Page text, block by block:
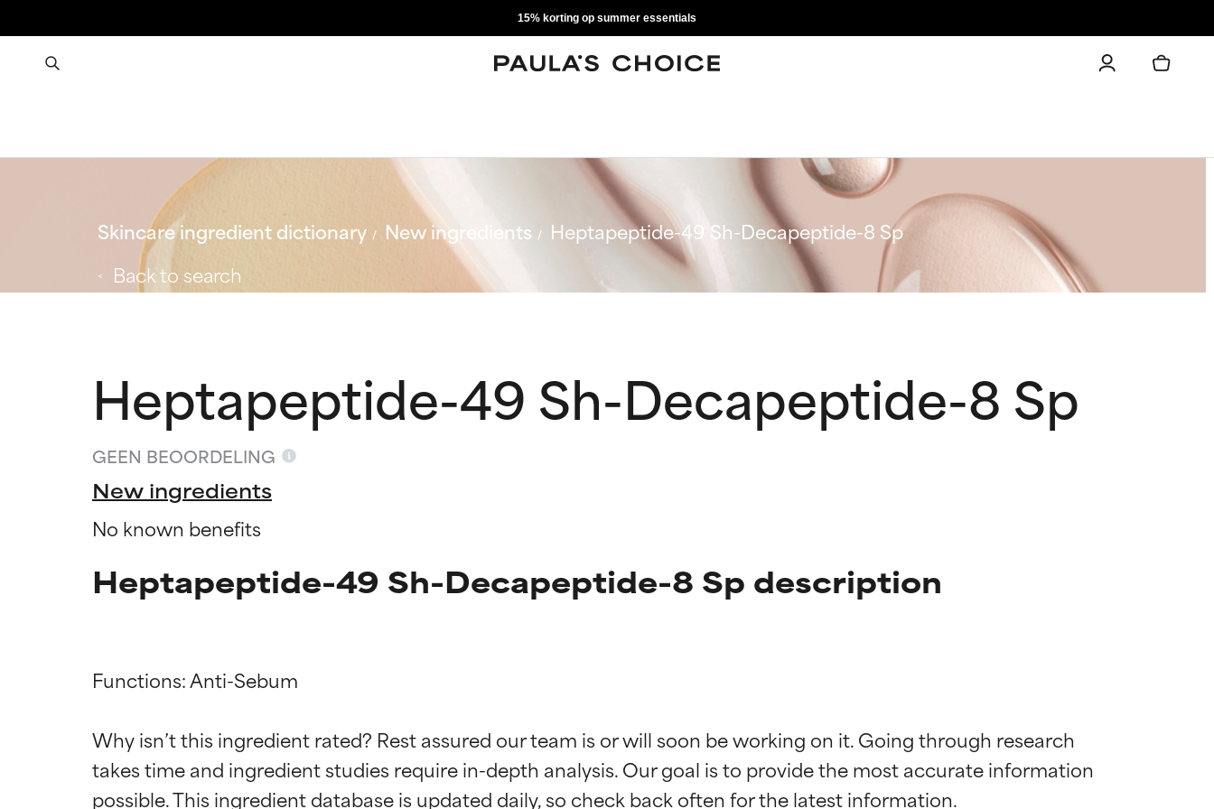
15% korting op summer essentials
Skincare ingredient dictionary New ingredients
Heptapeptide-49 Sh-Decapeptide-8 Sp
Back to search
Heptapeptide-49 Sh-Decapeptide-8 Sp
GEEN BEOORDELING
New ingredients
No known benefits
Heptapeptide-49 Sh-Decapeptide-8 Sp description
Functions: Anti-Sebum
Why isn’t this ingredient rated? Rest assured our team is or will soon be working on it. Going through research
takes time and ingredient studies require in-depth analysis. Our goal is to provide the most accurate information
Beoordelingen van ingrediënten
BESTE
Beoordelingen van ingrediënten
BESTE